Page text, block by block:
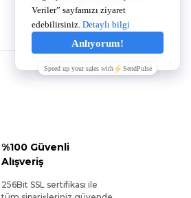
%100 Güvenli
Alışveriş
256Bit SSL sertifikası ile